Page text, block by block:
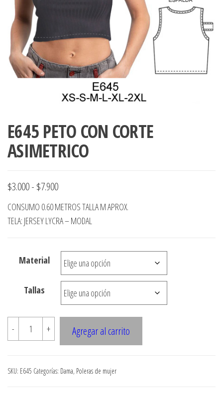
accumark ,
pdf , Moldes
Gerber ,
ropa,
Graduaciones,
Ploteo y
Digitalización
accumark,
Moldes en
pdf, Moldes
Santiago-
E645 PETO CON CORTE
ASIMETRICO
$3.000- $7.900Rango
de
precios:
$3.000
hasta
$7.900
CONSUMO 0.60 METROS TALLA M APROX.
TELA: JERSEY LYCRA – MODAL
Material
Tallas
-
E645
ASIMETRICO
+ Agregar al carrito
SKU: E645 Categorías: Dama, Poleras de mujer